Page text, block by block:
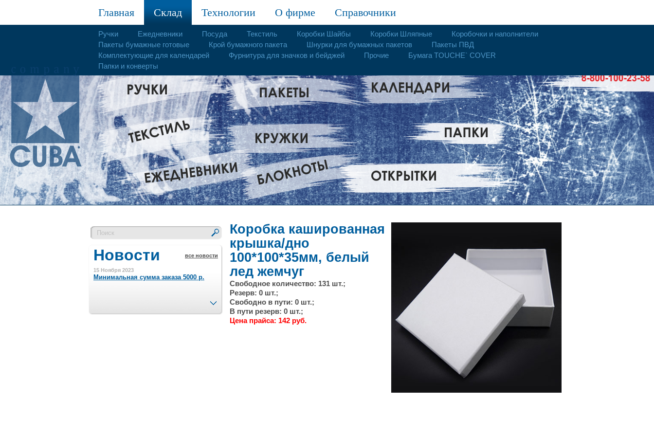
Главная Склад Технологии О фирме Справочники
Ручки Ежедневники Посуда Текстиль Коробки Шайбы Коробки Шляпные
Коробочки и наполнители
Пакеты бумажные готовые
Крой бумажного пакета Шнурки для бумажных пакетов
Пакеты ПВД
Комплектующие для календарей
Фурнитура для значков и бейджей Прочие
Бумага TOUCHE` COVER
Папки и конверты
Новости все новости
15 Ноября 2023
Минимальная сумма заказа 5000 р.
Шляпные коробочки производим
След.
Коробка кашированная
крышка/дно
100*100*35мм, белый
лед жемчуг
Свободное количество: 131 шт.;
Резерв: 0 шт.;
Свободно в пути: 0 шт.;
В пути резерв: 0 шт.;
Цена прайса: 142 руб.